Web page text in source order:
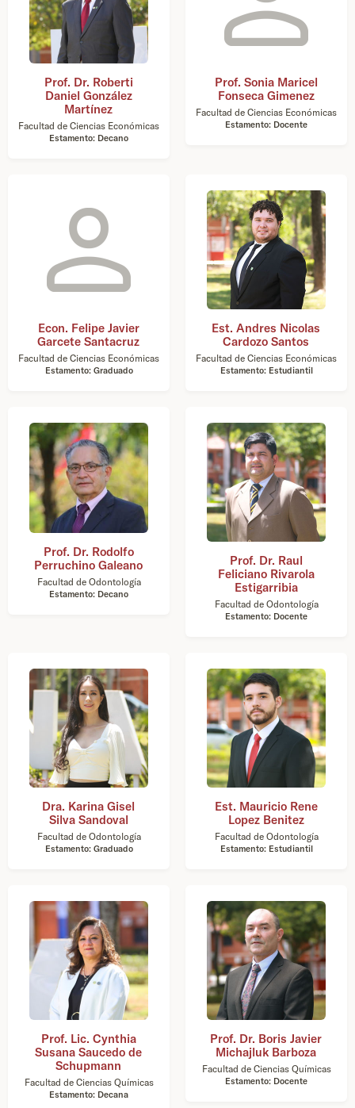
Prof. Dr. Roberti
Daniel González
Martínez
Facultad de Ciencias Económicas
Estamento: Decano
Prof. Sonia Maricel
Fonseca Gimenez
Facultad de Ciencias Económicas
Estamento: Docente
Econ. Felipe Javier
Garcete Santacruz
Facultad de Ciencias Económicas
Estamento: Graduado
Est. Andres Nicolas
Cardozo Santos
Facultad de Ciencias Económicas
Estamento: Estudiantil
Prof. Dr. Rodolfo
Perruchino Galeano
Facultad de Odontología
Estamento: Decano
Prof. Dr. Raul
Feliciano Rivarola
Estigarribia
Facultad de Odontología
Estamento: Docente
Dra. Karina Gisel
Silva Sandoval
Facultad de Odontología
Estamento: Graduado
Est. Mauricio Rene
Lopez Benitez
Facultad de Odontología
Estamento: Estudiantil
Prof. Lic. Cynthia
Susana Saucedo de
Schupmann
Facultad de Ciencias Químicas
Estamento: Decana
Prof. Dr. Boris Javier
Michajluk Barboza
Facultad de Ciencias Químicas
Estamento: Docente